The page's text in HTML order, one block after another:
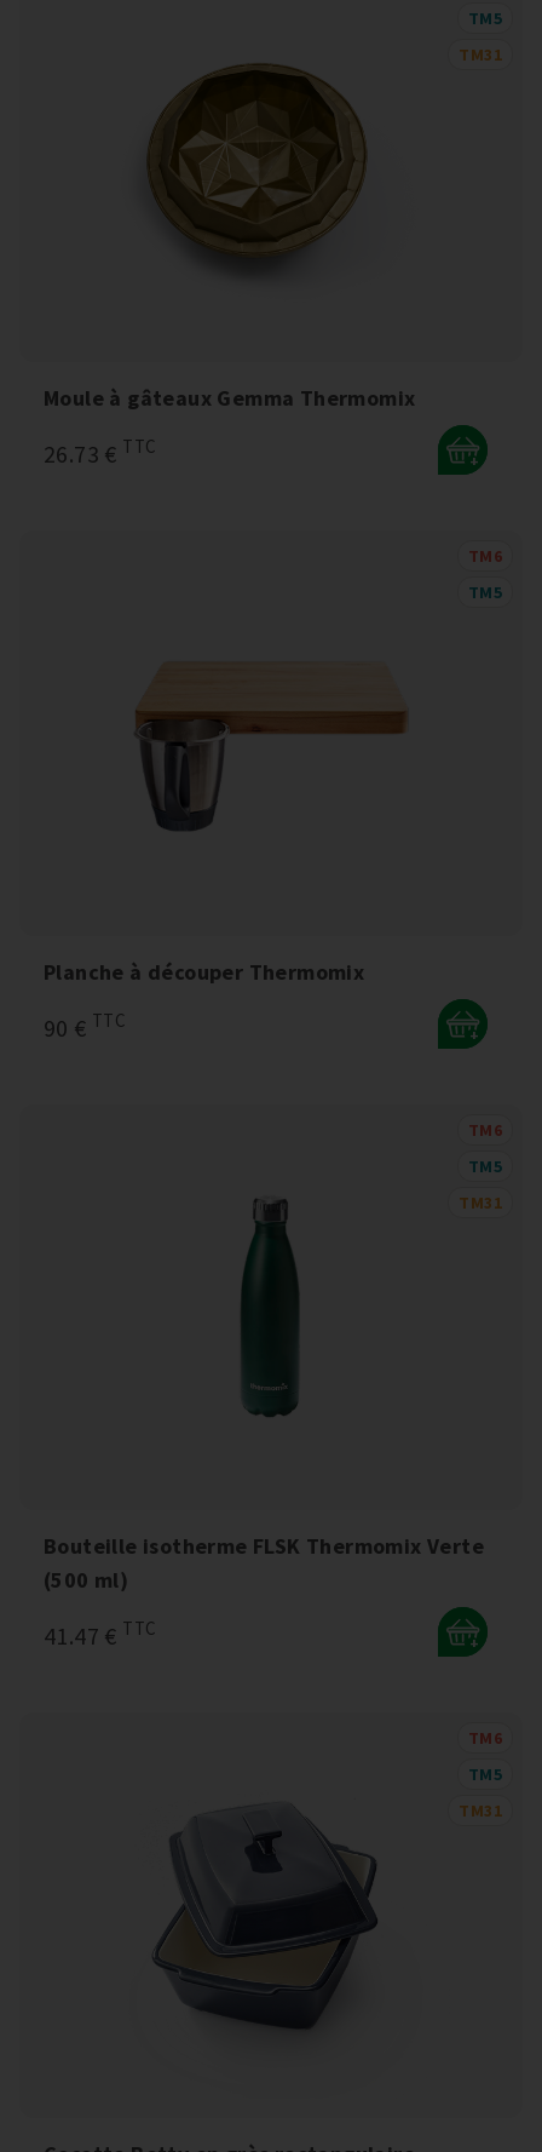
TM5
TM31
Moule à gâteaux Gemma Thermomix
26.73 € TTC
+
TM6
TM5
Planche à découper Thermomix
90 € TTC
+
TM6
TM5
TM31
Bouteille isotherme FLSK Thermomix Verte
(500 ml)
41.47 € TTC
+
TM6
TM5
TM31